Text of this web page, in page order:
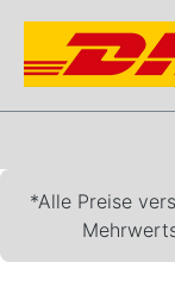
*Alle Preise